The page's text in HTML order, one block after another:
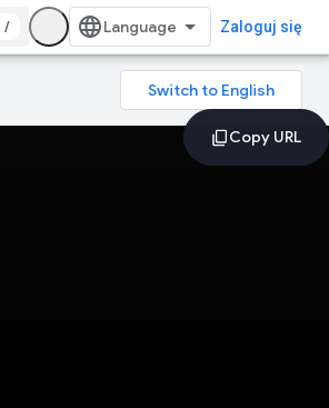
/ Zaloguj się